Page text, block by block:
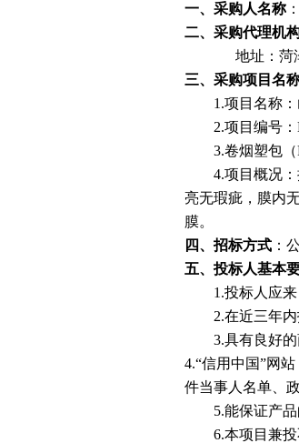
一、采购人名称
二、采购代理机
地址：菏
三、采购项目名称
1.项目名称
2.项目编号
3.卷烟塑包
4.项目概况
亮无瑕疵，膜内
膜。
四、招标方式 ：
五、投标人基本
1.投标人应
2.在近三年
3.具有良好
4.“信用中国”网
件当事人名单、
5.能保证产
6.本项目兼投